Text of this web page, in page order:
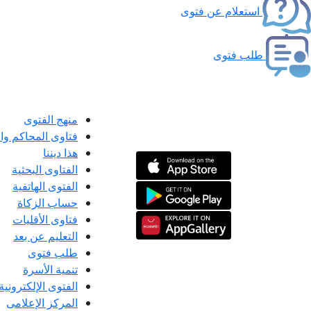
استعلام عن فتوى
طلب فتوى
منهج الفتوى
فتاوى المحاكم
هذا ديننا
الفتاوى البحثية
الفتوى الهاتفية
حساب الزكاة
فتاوى الأقليات
التعليم عن بعد
طلب فتوى
تنمية الأسرة
الفتوى الإلكترونية
المركز الإعلامى